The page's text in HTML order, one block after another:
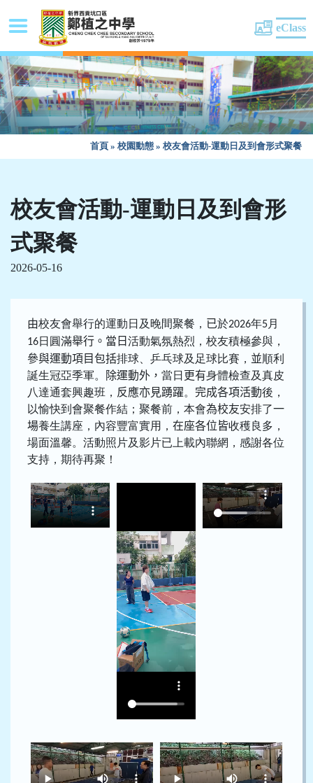
eClass
首頁 » 校園動態 » 校友會活動-運動日及到會形式聚餐
校友會活動-運動日及到會形
式聚餐
2026-05-16
由校友會舉行的運動日及晚間聚餐， 已於2026年5月
16日圓滿舉行。當日 活動氣氛熱烈，校友積極參與，
參與運動項目包括排球、乒乓球及足球比賽， 並順利
誕生冠亞季軍。
除運動外， 當日 更有身體檢查及真皮
八達通套興趣班， 反應亦見踴躍。 完成各項活動後，
以愉快到會聚餐作結；聚餐前，本會為校友安排了一
場養生講座，內容豐富實用， 在座各位皆收穫良多，
場面溫馨。活動照片及影片已上載內聯網，感謝各位
支持，期待再聚！